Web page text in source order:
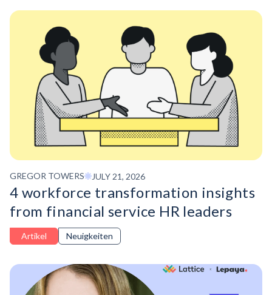
GREGOR TOWERS JULY 21, 2026
4 workforce transformation insights
from financial service HR leaders
Artikel Neuigkeiten